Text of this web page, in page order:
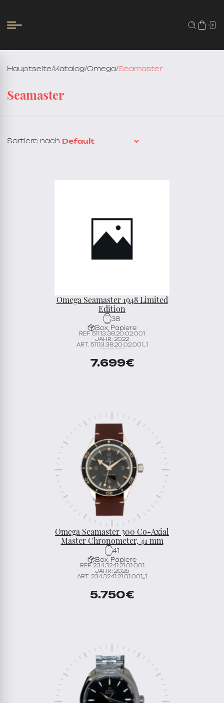
Hauptseite/ Katalog/Omega/Seamaster
Seamaster
Sortiere nach
Omega Seamaster 1948 Limited
Edition
38
Box, Papiere
REF. 511.13.38.20.02.001
JAHR: 2022
ART. 511.13.38.20.02.001_1
7.699€
Omega Seamaster 300 Co-Axial
Master Chronometer, 41 mm
41
Box, Papiere
REF. 234.32.41.21.01.001
JAHR: 2025
ART. 234.32.41.21.01.001_1
5.750€